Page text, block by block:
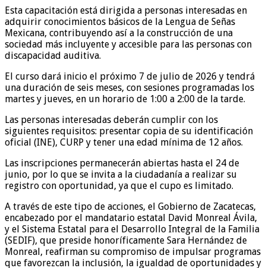
Esta capacitación está dirigida a personas interesadas en
adquirir conocimientos básicos de la Lengua de Señas
Mexicana, contribuyendo así a la construcción de una
sociedad más incluyente y accesible para las personas con
discapacidad auditiva.
El curso dará inicio el próximo 7 de julio de 2026 y tendrá
una duración de seis meses, con sesiones programadas los
martes y jueves, en un horario de 1:00 a 2:00 de la tarde.
Las personas interesadas deberán cumplir con los
siguientes requisitos: presentar copia de su identificación
oficial (INE), CURP y tener una edad mínima de 12 años.
Las inscripciones permanecerán abiertas hasta el 24 de
junio, por lo que se invita a la ciudadanía a realizar su
registro con oportunidad, ya que el cupo es limitado.
A través de este tipo de acciones, el Gobierno de Zacatecas,
encabezado por el mandatario estatal David Monreal Ávila,
y el Sistema Estatal para el Desarrollo Integral de la Familia
(SEDIF), que preside honoríficamente Sara Hernández de
Monreal, reafirman su compromiso de impulsar programas
que favorezcan la inclusión, la igualdad de oportunidades y